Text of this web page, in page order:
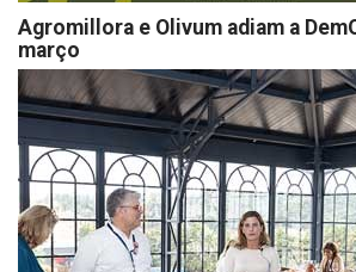
Agromillora e Olivum adiam a
março